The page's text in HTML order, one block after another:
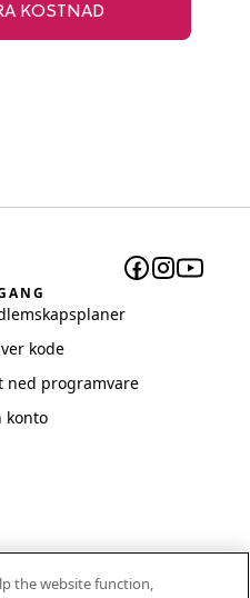
KOSTNAD
kode
ned programvare
konto
the website function,